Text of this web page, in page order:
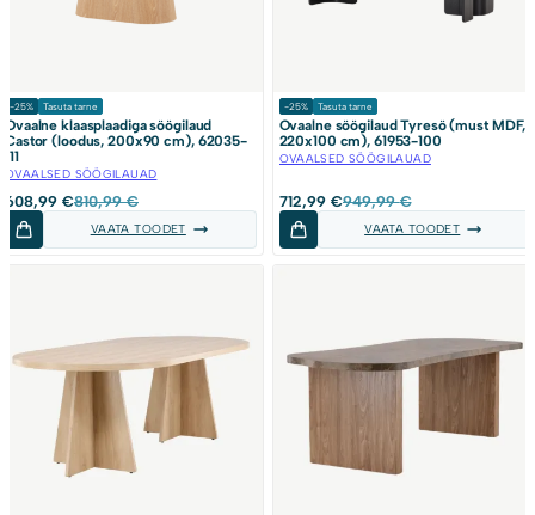
-25% Tasuta tarne
Ovaalne klaasplaadiga söögilaud
Castor (loodus, 200x90 cm), 62035-
111
OVAALSED SÖÖGILAUAD
810,99€
Algne
hind
oli:
810,99 €.
608,99 €
Current
price
is:
608,99 €.
VAATA TOODET
-25% Tasuta tarne
Ovaalne söögilaud Tyresö (must MDF,
220x100 cm), 61953-100
OVAALSED SÖÖGILAUAD
949,99€
Algne
hind
oli:
949,99 €.
712,99 €
Current
price
is:
712,99 €.
VAATA TOODET